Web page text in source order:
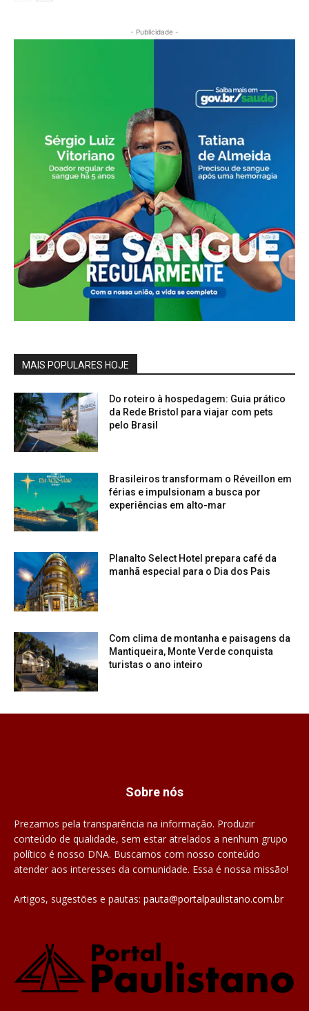
- Publicidade -
MAIS POPULARES HOJE
Do roteiro à hospedagem: Guia prático
da Rede Bristol para viajar com pets
pelo Brasil
Brasileiros transformam o Réveillon em
férias e impulsionam a busca por
experiências em alto-mar
Planalto Select Hotel prepara café da
manhã especial para o Dia dos Pais
Com clima de montanha e paisagens da
Mantiqueira, Monte Verde conquista
turistas o ano inteiro
Sobre nós
Prezamos pela transparência na informação. Produzir
conteúdo de qualidade, sem estar atrelados a nenhum grupo
político é nosso DNA. Buscamos com nosso conteúdo
atender aos interesses da comunidade. Essa é nossa missão!
Artigos, sugestões e pautas: pauta@portalpaulistano.com.br